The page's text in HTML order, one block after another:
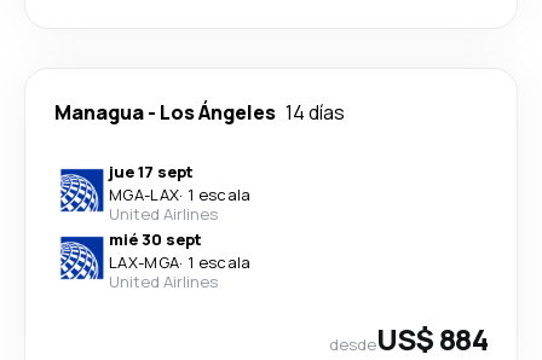
Managua- Los Ángeles 14 días
jue 17 sept
MGA-LAX· 1 escala
United Airlines
mié 30 sept
LAX-MGA· 1 escala
United Airlines
desdeUS$ 884